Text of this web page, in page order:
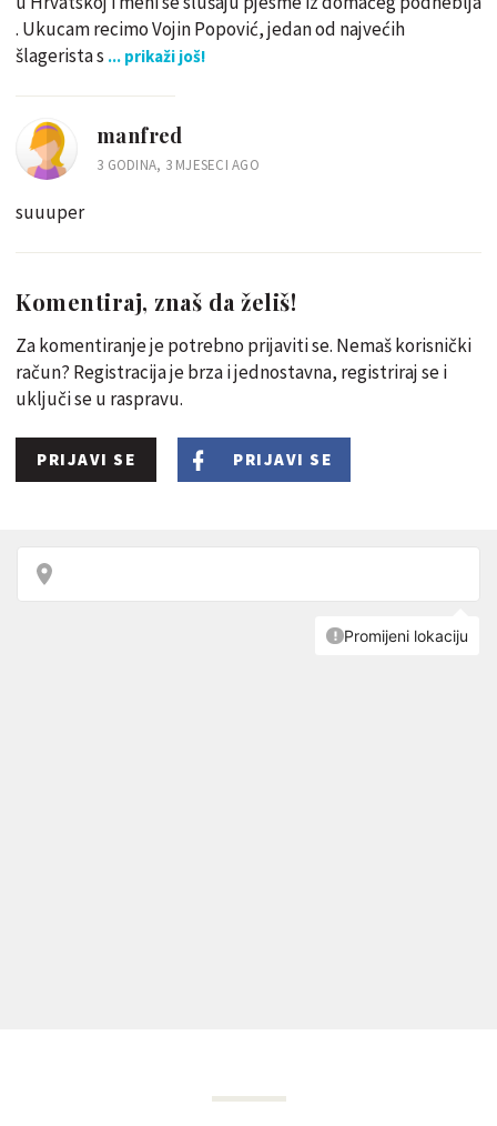
. Ukucam recimo Vojin Popović, jedan od najvećih
šlagerista s ... prikaži još!
manfred
3 GODINA, 3 MJESECI AGO
suuuper
Komentiraj, znaš da želiš!
Za komentiranje je potrebno prijaviti se. Nemaš korisnički
račun? Registracija je brza i jednostavna, registriraj se i
uključi se u raspravu.
PRIJAVI SE PRIJAVI SE